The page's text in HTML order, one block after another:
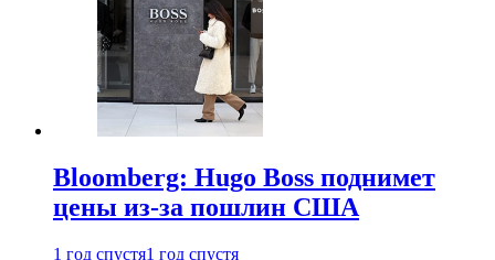
Bloomberg: Hugo Boss поднимет
цены из-за пошлин США
1 год спустя1 год спустя